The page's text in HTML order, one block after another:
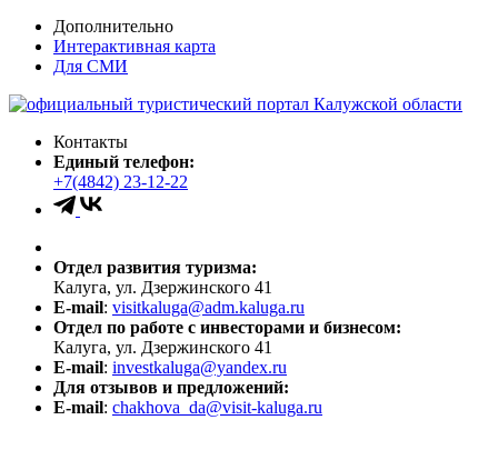
Дополнительно
Интерактивная карта
Для СМИ
Контакты
Единый телефон:
+7(4842) 23-12-22
Отдел развития туризма:
Калуга, ул. Дзержинского 41
E-mail: visitkaluga@adm.kaluga.ru
Отдел по работе с инвесторами и бизнесом:
Калуга, ул. Дзержинского 41
E-mail: investkaluga@yandex.ru
Для отзывов и предложений:
E-mail: chakhova_da@visit-kaluga.ru